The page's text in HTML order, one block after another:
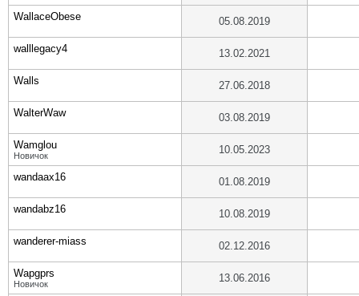
WallaceObese 05.08.2019
walllegacy4 13.02.2021
Walls 27.06.2018
WalterWaw 03.08.2019
Wamglou
Новичок 10.05.2023
wandaax16 01.08.2019
wandabz16 10.08.2019
wanderer-miass 02.12.2016
Wapgprs
Новичок 13.06.2016